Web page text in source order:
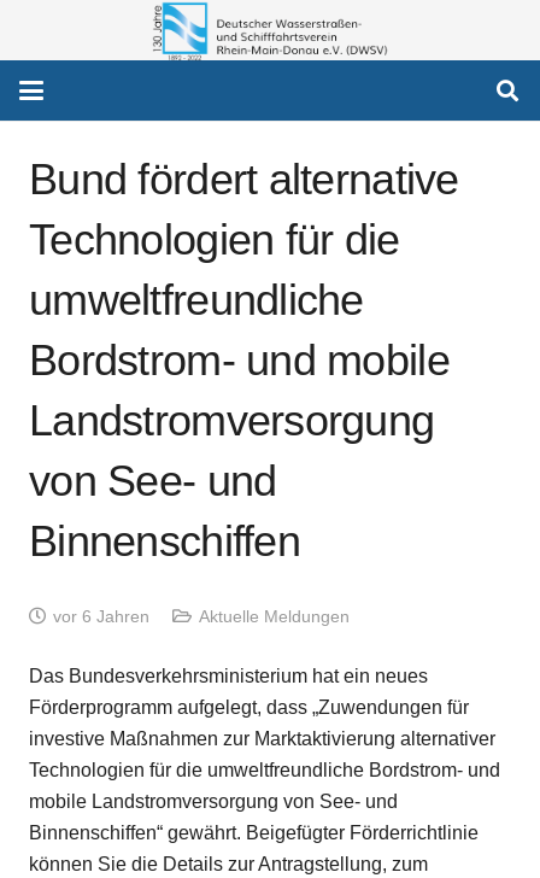
Bund fördert alternative
Technologien für die
umweltfreundliche
Bordstrom- und mobile
Landstromversorgung
von See- und
Binnenschiffen
vor 6 Jahren Aktuelle Meldungen
Das Bundesverkehrsministerium hat ein neues
Förderprogramm aufgelegt, dass „Zuwendungen für
investive Maßnahmen zur Marktaktivierung alternativer
Technologien für die umweltfreundliche Bordstrom- und
mobile Landstromversorgung von See- und
Binnenschiffen“ gewährt. Beigefügter Förderrichtlinie
können Sie die Details zur Antragstellung, zum